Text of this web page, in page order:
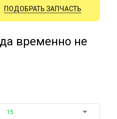
ПОДОБРАТЬ ЗАПЧАСТЬ
временно не
15